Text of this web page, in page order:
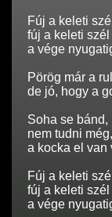
Fúj a keleti
fúj a keleti
a vége
Pörög már a
de jó, hogy a
Soha se bánd,
nem tudni
a kocka el van
Fúj a keleti
fúj a keleti
a vége